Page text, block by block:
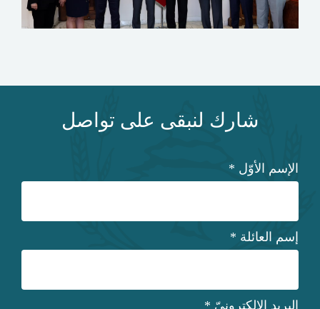
شارك لنبقى على تواصل
الإسم الأوّل *
إسم العائلة *
البريد الإلكترونيّ *